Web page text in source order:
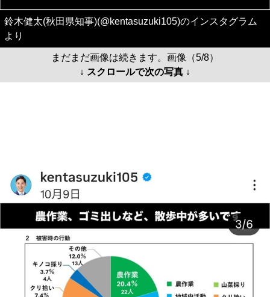
鈴木健太(秋田県知事)(@kentasuzuki105)のインスタグラム
より
まだまだ画像は続きます。画像（5/8）
↓ スクロールで次の写真 ↓